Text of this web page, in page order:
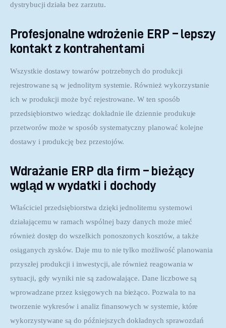
dystrybucji działa bez zarzutu.
Profesjonalne wdrożenie ERP – lepszy
kontakt z kontrahentami
Wszystkie dostawy towarów potrzebnych do produkcji
rejestrowane są w jednolitym systemie. Również wykorzystanie
ich w produkcji może być rejestrowane. W ten sposób
przedsiębiorstwo wiedząc dokładnie ile dziennie produkuje
przetworów może w sposób systematyczny planować kolejne
dostawy i produkcję bez przestojów.
Wdrażanie ERP dla firm – bieżący
wgląd w wydatki i dochody
Właściciel przedsiębiorstwa dzięki jednolitemu systemowi
działającemu w ramach wspólnej bazy danych może mieć
również dostęp do wszelkich ponoszonych kosztów, a także
osiąganych zysków. Daje mu to nie tylko możliwość planowania
przyszłej produkcji i inwestycji, ale również reagowania w
sytuacji, gdy wyniki nie są zadowalające. Dane liczbowe są
wprowadzane przez księgowych na bieżąco. Pozwala to na
tworzenie wykresów i analiz finansowych w systemie, które
wykorzystywane są do późniejszych dokładnych sprawozdań